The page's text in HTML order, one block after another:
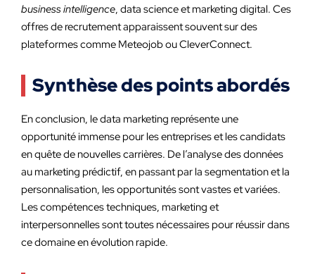
business intelligence, data science et marketing digital. Ces
offres de recrutement apparaissent souvent sur des
plateformes comme Meteojob ou CleverConnect.
Synthèse des points abordés
En conclusion, le data marketing représente une
opportunité immense pour les entreprises et les candidats
en quête de nouvelles carrières. De l’analyse des données
au marketing prédictif, en passant par la segmentation et la
personnalisation, les opportunités sont vastes et variées.
Les compétences techniques, marketing et
interpersonnelles sont toutes nécessaires pour réussir dans
ce domaine en évolution rapide.